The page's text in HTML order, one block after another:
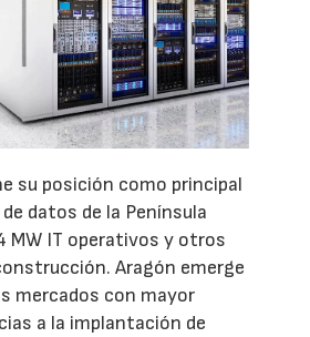
su posición como principal
datos de la Península
MW IT operativos y otros
Aragón emerge
mercados con mayor
a la implantación de